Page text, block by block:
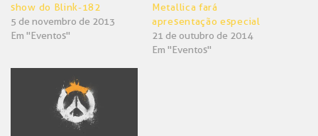
show do Blink-182
5 de novembro de 2013
Em "Eventos"
Metallica fará
apresentação especial
21 de outubro de 2014
Em "Eventos"